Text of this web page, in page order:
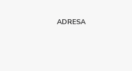
ADRESA